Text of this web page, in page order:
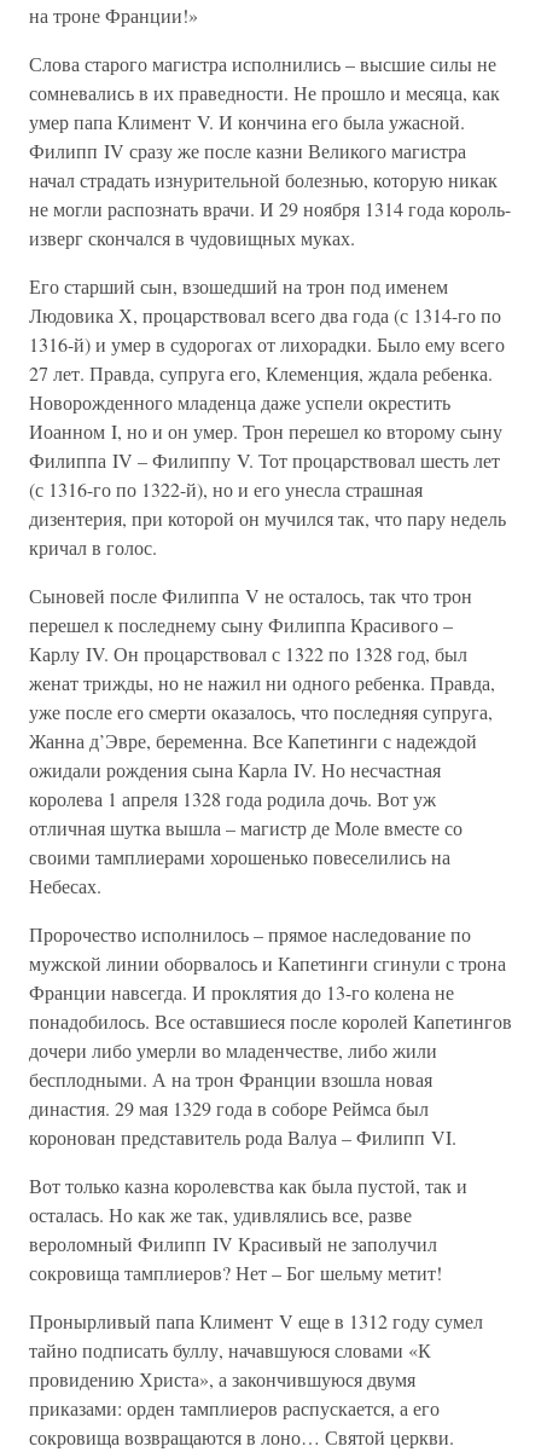
на троне Франции!»
Слова старого магистра исполнились – высшие силы не
сомневались в их праведности. Не прошло и месяца, как
умер папа Климент V. И кончина его была ужасной.
Филипп IV сразу же после казни Великого магистра
начал страдать изнурительной болезнью, которую никак
не могли распознать врачи. И 29 ноября 1314 года король-
изверг скончался в чудовищных муках.
Его старший сын, взошедший на трон под именем
Людовика Х, процарствовал всего два года (с 1314-го по
1316-й) и умер в судорогах от лихорадки. Было ему всего
27 лет. Правда, супруга его, Клеменция, ждала ребенка.
Новорожденного младенца даже успели окрестить
Иоанном I, но и он умер. Трон перешел ко второму сыну
Филиппа IV – Филиппу V. Тот процарствовал шесть лет
(с 1316-го по 1322-й), но и его унесла страшная
дизентерия, при которой он мучился так, что пару недель
кричал в голос.
Сыновей после Филиппа V не осталось, так что трон
перешел к последнему сыну Филиппа Красивого –
Карлу IV. Он процарствовал с 1322 по 1328 год, был
женат трижды, но не нажил ни одного ребенка. Правда,
уже после его смерти оказалось, что последняя супруга,
Жанна д’Эвре, беременна. Все Капетинги с надеждой
ожидали рождения сына Карла IV. Но несчастная
королева 1 апреля 1328 года родила дочь. Вот уж
отличная шутка вышла – магистр де Моле вместе со
своими тамплиерами хорошенько повеселились на
Небесах.
Пророчество исполнилось – прямое наследование по
мужской линии оборвалось и Капетинги сгинули с трона
Франции навсегда. И проклятия до 13-го колена не
понадобилось. Все оставшиеся после королей Капетингов
дочери либо умерли во младенчестве, либо жили
бесплодными. А на трон Франции взошла новая
династия. 29 мая 1329 года в соборе Реймса был
коронован представитель рода Валуа – Филипп VI.
Вот только казна королевства как была пустой, так и
осталась. Но как же так, удивлялись все, разве
вероломный Филипп IV Красивый не заполучил
сокровища тамплиеров? Нет – Бог шельму метит!
Пронырливый папа Климент V еще в 1312 году сумел
тайно подписать буллу, начавшуюся словами «К
провидению Христа», а закончившуюся двумя
приказами: орден тамплиеров распускается, а его
сокровища возвращаются в лоно… Святой церкви.